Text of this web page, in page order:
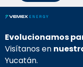
Evolucionamos
Visítanos en
Yucatán.